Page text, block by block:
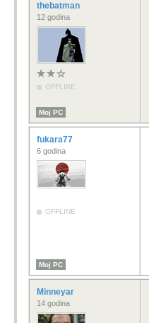
thebatman
12 godina
OFFLINE
Moj PC
fukara77
6 godina
OFFLINE
Moj PC
Minneyar
14 godina